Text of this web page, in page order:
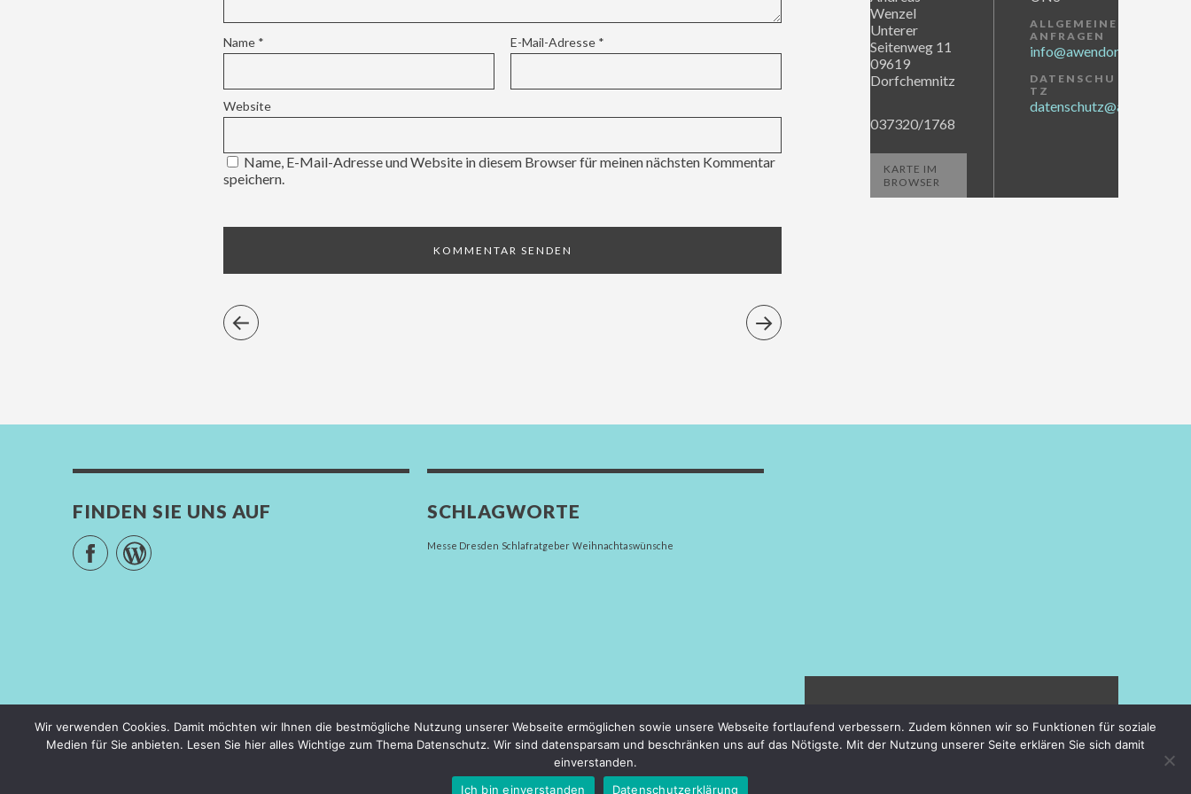
Name * E-Mail-Adresse *
Website
Name, E-Mail-Adresse und Website in diesem Browser für meinen nächsten Kommentar
speichern.
Wenzel
Unterer
Seitenweg 11
09619
Dorfchemnitz
037320/1768
KARTE IM
BROWSER
ALLGEMEINE
ANFRAGEN
info@awendor.de
DATENSCHU
TZ
datenschutz@awendor.de
FINDEN SIE UNS AUF
FacebookWordPress
SCHLAGWORTE
Messe Dresden Schlafratgeber Weihnachtaswünsche
© COPYRIGHT - ANDREAS WENZEL GMBH. ALLE RECHTE VORBEHALTEN.
NATÜRLICH WOHLFÜHLEN MIT
Wir verwenden Cookies. Damit möchten wir Ihnen die bestmögliche Nutzung unserer Webseite ermöglichen sowie unsere Webseite fortlaufend verbessern. Zudem können wir so Funktionen für soziale
Medien für Sie anbieten. Lesen Sie hier alles Wichtige zum Thema Datenschutz. Wir sind datensparsam und beschränken uns auf das Nötigste. Mit der Nutzung unserer Seite erklären Sie sich damit
einverstanden.
Ich bin einverstanden
Datenschutzerklärung